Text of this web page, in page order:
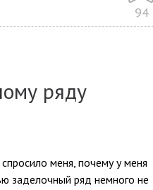
94
ряду
меня, почему у меня
заделочный ряд немного не